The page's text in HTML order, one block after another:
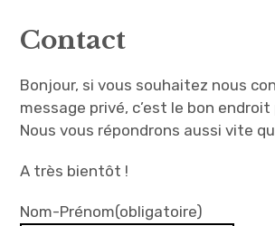
A propos
Contact
L’auto
Contact
Bonjour, si vous souhaitez nous
message privé, c’est le bon
Nous vous répondrons aussi vite
A très bientôt !
Nom-Prénom(obligatoire)